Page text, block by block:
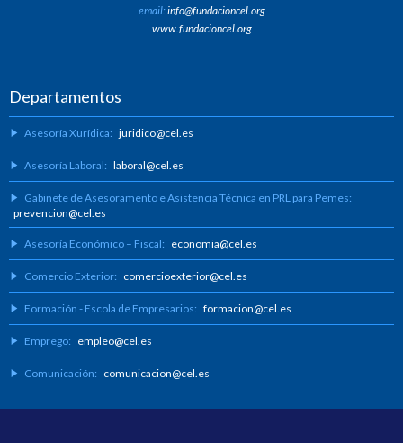
email:info@fundacioncel.org
www.fundacioncel.org
Departamentos
Asesoría Xurídica: juridico@cel.es
Asesoría Laboral: laboral@cel.es
Gabinete de Asesoramento e Asistencia Técnica en PRL para Pemes:
prevencion@cel.es
Asesoría Económico – Fiscal: economia@cel.es
Comercio Exterior: comercioexterior@cel.es
Formación - Escola de Empresarios: formacion@cel.es
Emprego: empleo@cel.es
Comunicación: comunicacion@cel.es